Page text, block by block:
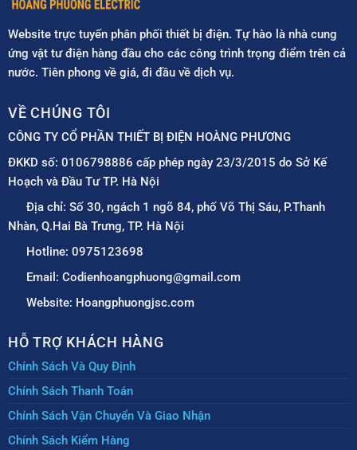
Website trực tuyến phân phối thiết bị điện. Tự hào là nhà cung
ứng vật tư điện hàng đầu cho các công trình trọng điểm trên cả
nước. Tiên phong về giá, đi đầu về dịch vụ.
VỀ CHÚNG TÔI
CÔNG TY CỔ PHẦN THIẾT BỊ ĐIỆN HOÀNG PHƯƠNG
ĐKKD số: 0106798886 cấp phép ngày 23/3/2015 do Sở Kế
Hoạch và Đầu Tư TP. Hà Nội
Địa chỉ: Số 30, ngách 1 ngõ 84, phố Võ Thị Sáu, P.Thanh
Nhàn, Q.Hai Bà Trưng, TP. Hà Nội
Hotline: 0975123698
Email: Codienhoangphuong@gmail.com
Website: Hoangphuongjsc.com
HỖ TRỢ KHÁCH HÀNG
Chính Sách Và Quy Định
Chính Sách Thanh Toán
Chính Sách Vận Chuyển Và Giao Nhận
Chính Sách Kiểm Hàng